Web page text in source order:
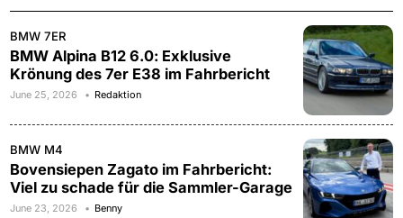
BMW 7ER
BMW Alpina B12 6.0: Exklusive
Krönung des 7er E38 im Fahrbericht
June 25, 2026 Redaktion
BMW M4
Bovensiepen Zagato im Fahrbericht:
Viel zu schade für die Sammler-Garage
June 23, 2026 Benny